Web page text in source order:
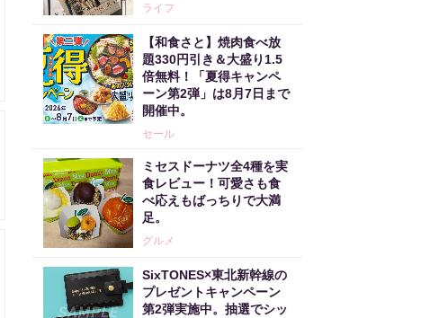
ライフ
【和食さと】焼肉食べ放
題330円引き＆大盛り1.5
倍無料！「夏得キャンペ
ーン第2弾」は8月7日まで
開催中。
セール
ミセスドーナツ全4種を実
食レビュー！可愛さも食
べ応えもばっちりで大満
足。
グルメ
SixTONES×東北新幹線の
プレゼントキャンペーン
第2弾実施中。抽選でシッ